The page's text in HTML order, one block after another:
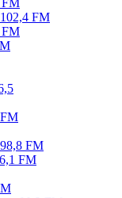
FM
FM
FM
FM
FM